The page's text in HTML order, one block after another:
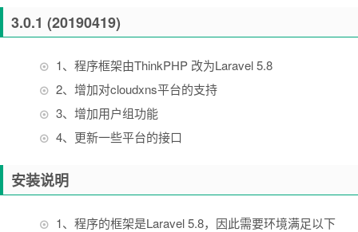
3.0.1 (20190419)
1、程序框架由ThinkPHP 改为Laravel 5.8
2、增加对cloudxns平台的支持
3、增加用户组功能
4、更新一些平台的接口
安装说明
1、程序的框架是Laravel 5.8，因此需要环境满足以下